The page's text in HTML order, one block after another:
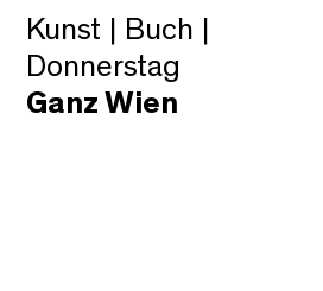
Kunst | Buch |
Donnerstag
Ganz Wien